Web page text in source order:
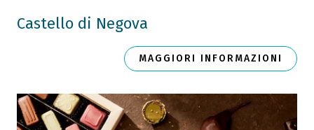
Castello di Negova
MAGGIORI INFORMAZIONI